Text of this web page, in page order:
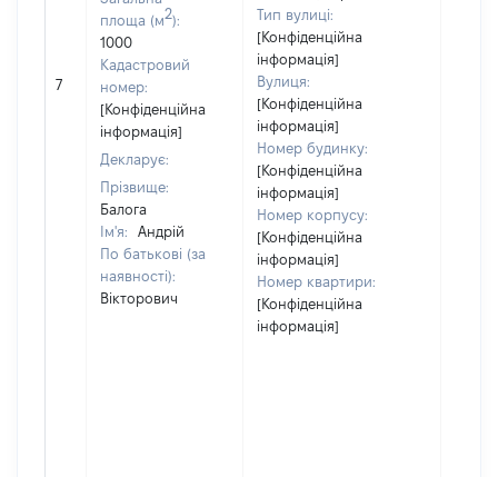
7
площа (м2):
1000
Кадастровий
номер:
[Конфіденційна
інформація]
Декларує:
Прізвище:
Балога
Ім'я:
Андрій
По батькові (за
наявності):
Вікторович
Тип вулиці:
[Конфіденційна
інформація]
Вулиця:
[Конфіденційна
інформація]
Номер будинку:
[Конфіденційна
інформація]
Номер корпусу:
[Конфіденційна
інформація]
Номер квартири:
[Конфіденційна
інформація]